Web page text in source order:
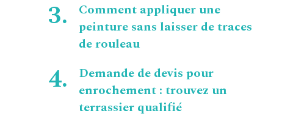
Comment appliquer une
peinture sans laisser de traces
de rouleau
Demande de devis pour
enrochement : trouvez un
terrassier qualifié